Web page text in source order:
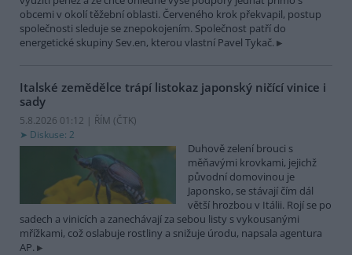
obcemi v okolí těžební oblasti. Červeného krok překvapil, postup
společnosti sleduje se znepokojením. Společnost patří do
energetické skupiny Sev.en, kterou vlastní Pavel Tykač.
Italské zemědělce trápí listokaz japonský ničící vinice i
sady
5.8.2026 01:12 | ŘÍM (ČTK)
Diskuse: 2
Duhově zelení brouci s
měňavými krovkami, jejichž
původní domovinou je
Japonsko, se stávají čím dál
větší hrozbou v Itálii. Rojí se po
sadech a vinicích a zanechávají za sebou listy s vykousanými
mřížkami, což oslabuje rostliny a snižuje úrodu, napsala agentura
AP.